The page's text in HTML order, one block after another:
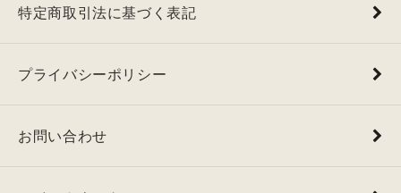
特定商取引法に基づく表記
プライバシーポリシー
お問い合わせ